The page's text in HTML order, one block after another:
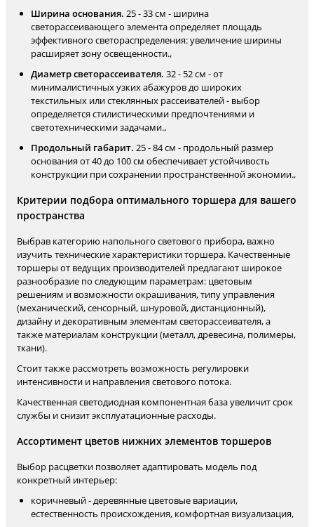
Ширина основания. 25 - 33 см - ширина
светорассеивающего элемента определяет площадь
эффективного светораспределения: увеличение ширины
расширяет зону освещенности.,
Диаметр светорассеивателя. 32 - 52 см - от
минималистичных узких абажуров до широких
текстильных или стеклянных рассеивателей - выбор
определяется стилистическими предпочтениями и
светотехническими задачами.,
Продольный габарит. 25 - 84 см - продольный размер
основания от 40 до 100 см обеспечивает устойчивость
конструкции при сохранении пространственной экономии.,
Критерии подбора оптимального торшера для вашего
пространства
Выбрав категорию напольного светового прибора, важно
изучить технические характеристики торшера. Качественные
торшеры от ведущих производителей предлагают широкое
разнообразие по следующим параметрам: цветовым
решениям и возможности окрашивания, типу управления
(механический, сенсорный, шнуровой, дистанционный),
дизайну и декоративным элементам светорассеивателя, а
также материалам конструкции (металл, древесина, полимеры,
ткани).
Стоит также рассмотреть возможность регулировки
интенсивности и направления светового потока.
Качественная светодиодная компонентная база увеличит срок
службы и снизит эксплуатационные расходы.
Ассортимент цветов нижних элементов торшеров
Выбор расцветки позволяет адаптировать модель под
конкретный интерьер:
коричневый - деревянные цветовые вариации,
естественность происхождения, комфортная визуализация,